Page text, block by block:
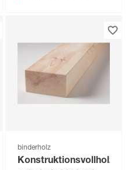
binderholz
Konstruktionsvollholz